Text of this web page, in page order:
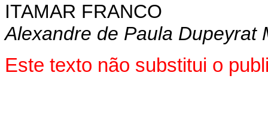
ITAMAR FRANCO
Alexandre de Paula Dupeyrat
Este texto não substitui o